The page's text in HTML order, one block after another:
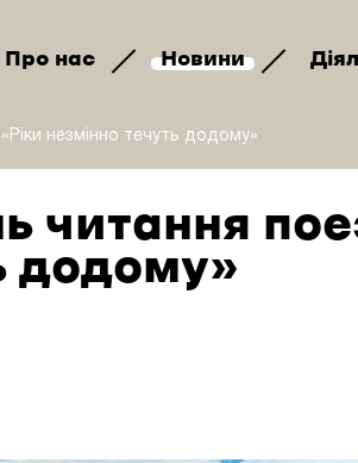
Про нас Новини
незмінно течуть додому»
читання
додому»